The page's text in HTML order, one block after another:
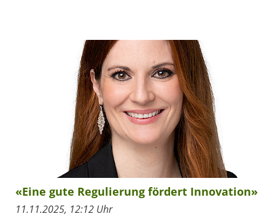
«Eine gute Regulierung fördert Innovation»
11.11.2025, 12:12 Uhr